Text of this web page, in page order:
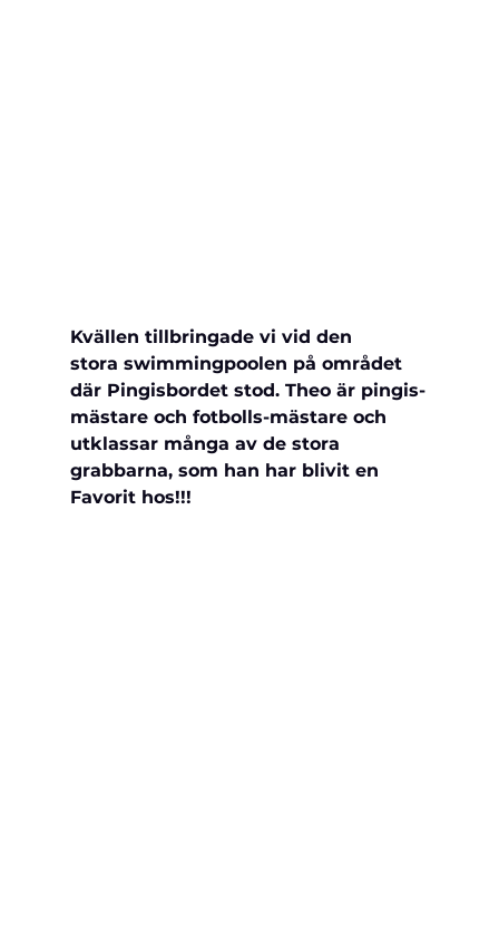
Kvällen tillbringade vi vid den
stora swimmingpoolen på området
där Pingisbordet stod. Theo är pingis-
mästare och fotbolls-mästare och
utklassar många av de stora
grabbarna, som han har blivit en
Favorit hos!!!